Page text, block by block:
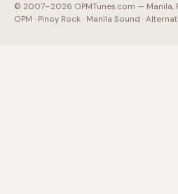
© 2007–2026 OPMTunes.com — Manila,
OPM · Pinoy Rock · Manila Sound ·